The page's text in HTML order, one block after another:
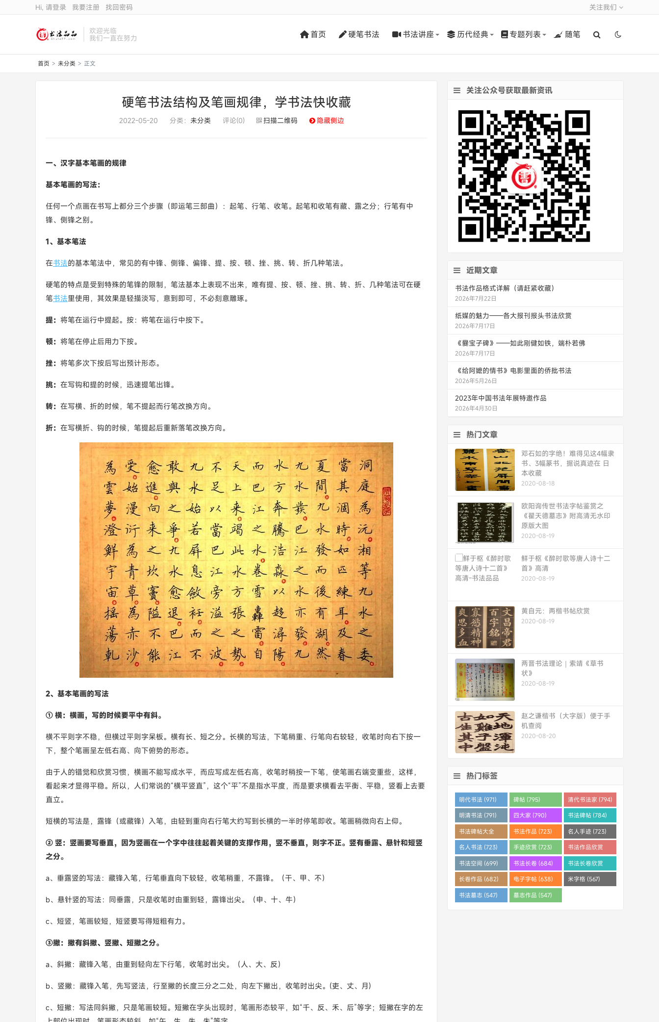
关注我们
Hi, 请登录 我要注册 找回密码
欢迎光临
我们一直在努力 首页 硬笔书法 书法讲座 历代经典 专题列表 随笔
首页 > 未分类 > 正文
硬笔书法结构及笔画规律，学书法快收藏
2022-05-20 分类： 未分类 评论(0) 扫描二维码 隐藏侧边
一、汉字基本笔画的规律
基本笔画的写法：
任何一个点画在书写上都分三个步骤（即运笔三部曲）：起笔、行笔、收笔。起笔和收笔有藏、露之分；行笔有中
锋、侧锋之别。
1、基本笔法
在书法的基本笔法中，常见的有中锋、侧锋、偏锋、提、按、顿、挫、挑、转、折几种笔法。
硬笔的特点是受到特殊的笔锋的限制，笔法基本上表现不出来，唯有提、按、顿、挫、挑、转、折、几种笔法可在硬
笔书法里使用，其效果是轻描淡写，意到即可，不必刻意雕琢。
提： 将笔在运行中提起。按：将笔在运行中按下。
顿： 将笔在停止后用力下按。
挫： 将笔多次下按后写出预计形态。
挑： 在写钩和提的时候，迅速提笔出锋。
转： 在写横、折的时候，笔不提起而行笔改换方向。
折： 在写横折、钩的时候，笔提起后重新落笔改换方向。
2、基本笔画的写法
① 横：横画，写的时候要平中有斜。
横不平则字不稳，但横过平则字呆板。横有长、短之分。长横的写法，下笔稍重、行笔向右较轻，收笔时向右下按一
下，整个笔画呈左低右高、向下俯势的形态。
由于人的错觉和欣赏习惯，横画不能写成水平，而应写成左低右高，收笔时稍按一下笔，使笔画右端变重些，这样，
看起来才显得平稳。所以，人们常说的“横平竖直”，这个“平”不是指水平度，而是要求横看去平衡、平稳，竖看上去要
直立。
短横的写法是，露锋（或藏锋）入笔，由轻到重向右行笔大约写到长横的一半时停笔即收。笔画稍微向右上仰。
② 竖：竖画要写垂直，因为竖画在一个字中往往起着关键的支撑作用，竖不垂直，则字不正。竖有垂露、悬针和短竖
之分。
a、垂露竖的写法：藏锋入笔，行笔垂直向下较轻，收笔稍重，不露锋。（干、甲、不）
b、悬针竖的写法：同垂露，只是收笔时由重到轻，露锋出尖。（申、十、牛）
c、短竖，笔画较短，短竖要写得短粗有力。
③撇：撇有斜撇、竖撇、短撇之分。
a、斜撇：藏锋入笔，由重到轻向左下行笔，收笔时出尖。（人、大、反）
b、竖撇：藏锋入笔，先写竖法，行至撇的长度三分之二处，向左下撇出，收笔时出尖。(吏、丈、月)
c、短撇：写法同斜撇，只是笔画较短。短撇在字头出现时，笔画形态较平，如“千、反、禾、后”等字；短撇在字的左
关注公众号获取最新资讯
近期文章
书法作品格式详解（请赶紧收藏）
2026年7月22日
纸媒的魅力——各大报刊报头书法欣赏
2026年7月17日
《爨宝子碑》——如此刚健如铁，端朴若佛
2026年7月17日
《给阿嬷的情书》电影里面的侨批书法
2026年5月26日
2023年中国书法年展特邀作品
2026年4月30日
热门文章
邓石如的字绝！难得见这4幅隶
书、3幅篆书，据说真迹在 日
本收藏
2020-08-18
欧阳询传世书法字帖鉴赏之
《翟天德墓志》附高清无水印
原版大图
2020-08-19
鲜于枢《醉时歌等唐人诗十二
首》高清
2020-08-19
黄自元：两楷书帖欣赏
2020-08-19
两晋书法理论｜索靖《草书
状》
2020-08-19
赵之谦楷书（大字版）便于手
机查阅
2020-08-20
热门标签
明代书法 (971) 碑帖 (795) 清代书法家 (794)
明清书法 (791) 四大家 (790) 书法碑帖 (784)
书法碑帖大全
(784)
书法作品 (723) 名人手迹 (723)
名人书法 (723) 手迹欣赏 (723)
书法作品欣赏
(710)
书法空间 (699) 书法长卷 (684)
书法长卷欣赏
(682)
长卷作品 (682) 电子字帖 (638) 米字格 (567)
书法墓志 (547) 墓志作品 (547)